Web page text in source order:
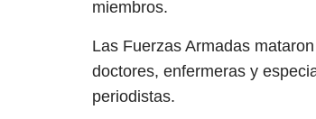
miembros.
Las Fuerzas Armadas
doctores, enfermeras y
periodistas.